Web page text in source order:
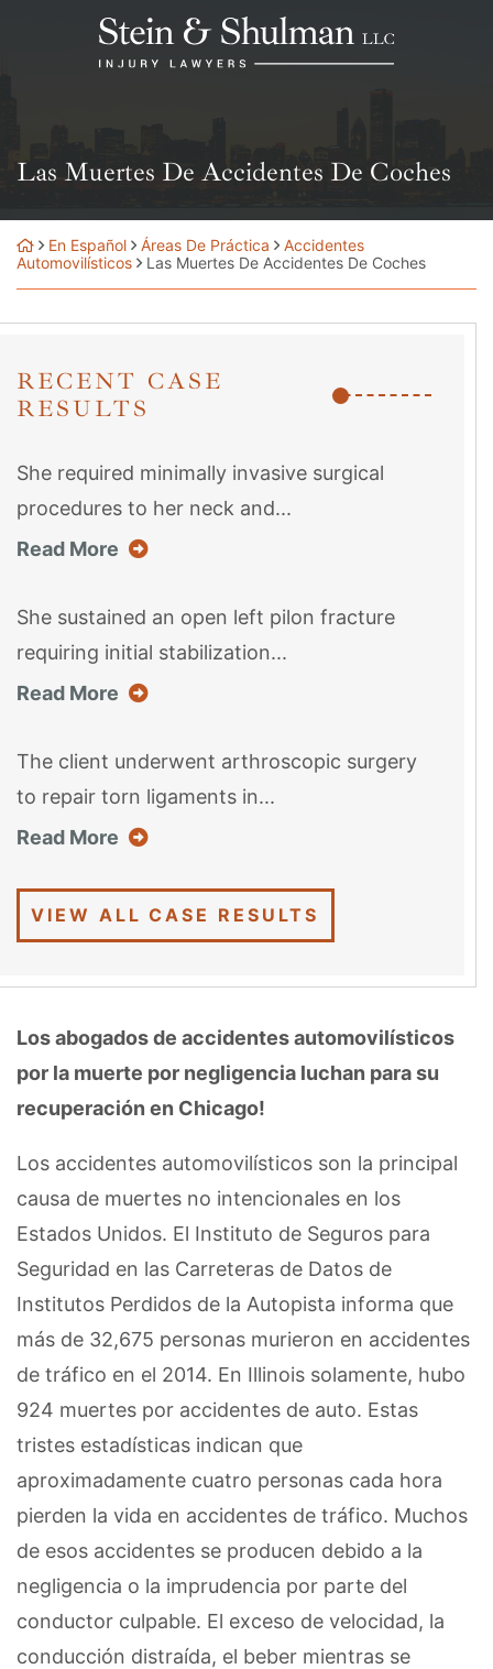
Return home
Las Muertes De Accidentes De Coches
En Español Áreas De Práctica
Accidentes
Automovilísticos
Las Muertes De Accidentes De Coches
RECENT CASE
RESULTS
She required minimally invasive surgical
procedures to her neck and...
Read More about this case result
She sustained an open left pilon fracture
requiring initial stabilization...
Read More about this case result
The client underwent arthroscopic surgery
to repair torn ligaments in...
Read More about this case result
VIEW ALL CASE RESULTS
Los abogados de accidentes automovilísticos
por la muerte por negligencia luchan para su
recuperación en Chicago!
Los accidentes automovilísticos son la principal
causa de muertes no intencionales en los
Estados Unidos. El Instituto de Seguros para
Seguridad en las Carreteras de Datos de
Institutos Perdidos de la Autopista informa que
más de 32,675 personas murieron en accidentes
de tráfico en el 2014. En Illinois solamente, hubo
924 muertes por accidentes de auto. Estas
tristes estadísticas indican que
aproximadamente cuatro personas cada hora
pierden la vida en accidentes de tráfico. Muchos
de esos accidentes se producen debido a la
negligencia o la imprudencia por parte del
conductor culpable. El exceso de velocidad, la
conducción distraída, el beber mientras se